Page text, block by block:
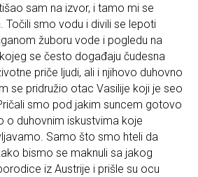
sam na izvor, i tamo mi se
Točili smo vodu i divili se lepoti
žuboru vode i pogledu na
se često događaju čudesna
priče ljudi, ali i njihovo duhovno
se pridružio otac Vasilije koji je seo
smo pod jakim suncem gotovo
o duhovnim iskustvima koje
Samo što smo hteli da
bismo se maknuli sa jakog
iz Austrije i prišle su ocu